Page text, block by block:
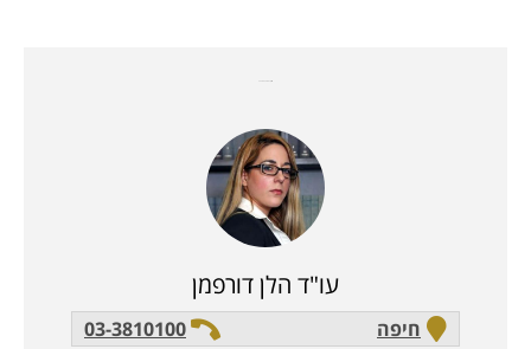
עו"ד הלן דורפמן
חיפה 03-3810100